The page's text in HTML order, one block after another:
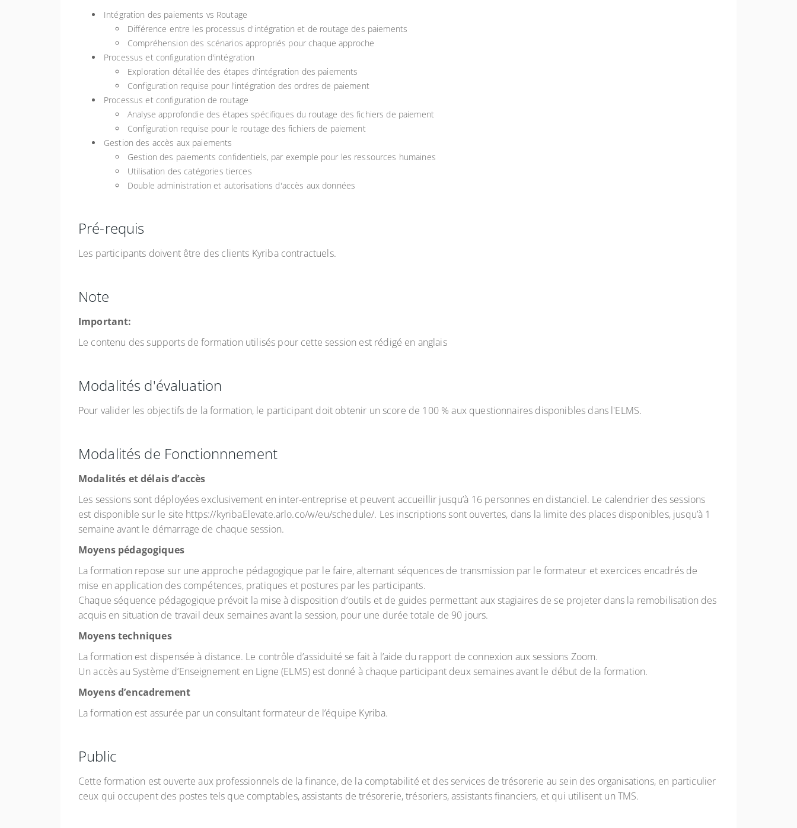
Intégration des paiements vs Routage
Différence entre les processus d'intégration et de routage des paiements
Compréhension des scénarios appropriés pour chaque approche
Processus et configuration d'intégration
Exploration détaillée des étapes d'intégration des paiements
Configuration requise pour l'intégration des ordres de paiement
Processus et configuration de routage
Analyse approfondie des étapes spécifiques du routage des fichiers de paiement
Configuration requise pour le routage des fichiers de paiement
Gestion des accès aux paiements
Gestion des paiements confidentiels, par exemple pour les ressources humaines
Utilisation des catégories tierces
Double administration et autorisations d'accès aux données
Pré-requis
Les participants doivent être des clients Kyriba contractuels.
Note
Important:
Le contenu des supports de formation utilisés pour cette session est rédigé en anglais
Modalités d'évaluation
Pour valider les objectifs de la formation, le participant doit obtenir un score de 100 % aux questionnaires disponibles dans l'ELMS.
Modalités de Fonctionnnement
Modalités et délais d’accès
Les sessions sont déployées exclusivement en inter-entreprise et peuvent accueillir jusqu’à 16 personnes en distanciel. Le calendrier des sessions
est disponible sur le site https://kyribaElevate.arlo.co/w/eu/schedule/. Les inscriptions sont ouvertes, dans la limite des places disponibles, jusqu’à 1
semaine avant le démarrage de chaque session.
Moyens pédagogiques
La formation repose sur une approche pédagogique par le faire, alternant séquences de transmission par le formateur et exercices encadrés de
mise en application des compétences, pratiques et postures par les participants.
Chaque séquence pédagogique prévoit la mise à disposition d’outils et de guides permettant aux stagiaires de se projeter dans la remobilisation des
acquis en situation de travail deux semaines avant la session, pour une durée totale de 90 jours.
Moyens techniques
La formation est dispensée à distance. Le contrôle d’assiduité se fait à l’aide du rapport de connexion aux sessions Zoom.
Un accès au Système d’Enseignement en Ligne (ELMS) est donné à chaque participant deux semaines avant le début de la formation.
Moyens d’encadrement
La formation est assurée par un consultant formateur de l’équipe Kyriba.
Public
Cette formation est ouverte aux professionnels de la finance, de la comptabilité et des services de trésorerie au sein des organisations, en particulier
ceux qui occupent des postes tels que comptables, assistants de trésorerie, trésoriers, assistants financiers, et qui utilisent un TMS.